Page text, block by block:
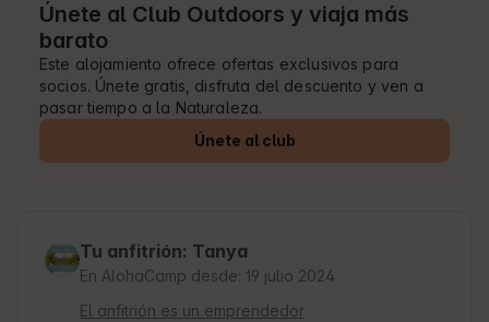
Únete al Club Outdoors y viaja más
barato
Este alojamiento ofrece ofertas exclusivos para
socios. Únete gratis, disfruta del descuento y ven a
pasar tiempo a la Naturaleza.
Únete al club
Tu anfitrión: Tanya
En AlohaCamp desde: 19 julio 2024
El anfitrión es un emprendedor